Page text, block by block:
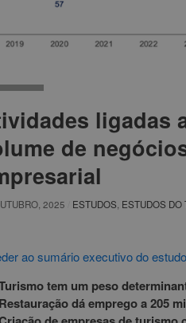
ligadas
de
2025 ESTUDOS ESTUDOS DO
ao sumário executivo do estudo
tem um peso
Restauração dá emprego a 205